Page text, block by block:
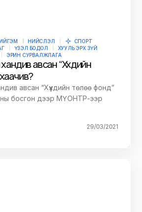
НИЙСЛЭЛ
СПОРТ
ҮЗЭЛ БОДОЛ
ХУУЛЬ ЭРХ ЗҮЙ
ЭРИН СУРВАЛЖЛАГА
авсан “Хүүхдийн
авсан “Хүүхдийн төлөө фонд”
босгон дээр МҮОНТР-ээр
29/03/2021